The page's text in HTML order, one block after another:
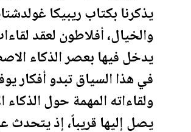
يذكرنا بكتاب ريبيكا
والخيال، أفلاطون لعقد
يدخل فيها بعصر الذكاء
في هذا السياق تبدو أفكار
ولقاءاته المهمة حول
يصل إليها قريباً، إذ يتحدث